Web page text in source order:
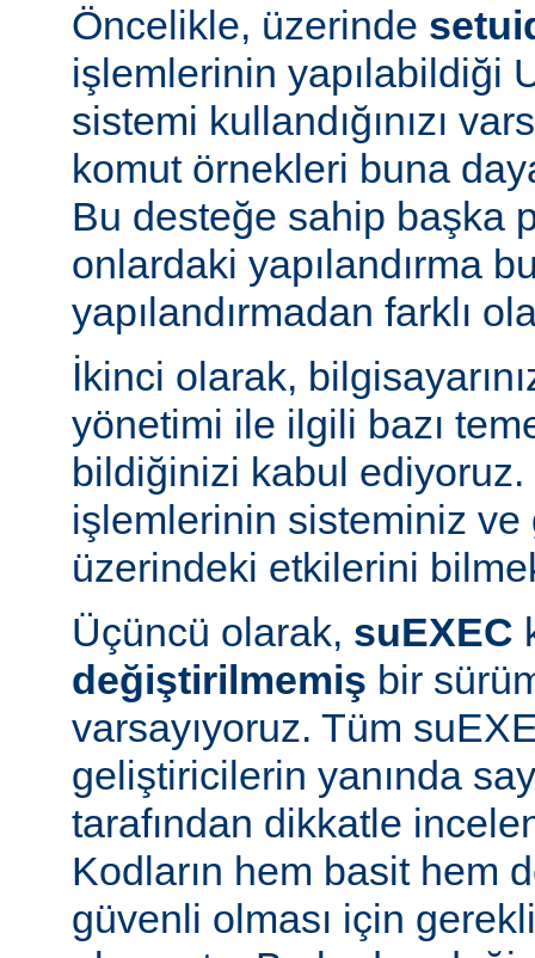
Öncelikle, üzerinde
işlemlerinin yapılabildiği
sistemi kullandığınızı
komut örnekleri buna
Bu desteğe sahip başka
onlardaki yapılandırma
yapılandırmadan farklı
İkinci olarak,
yönetimi ile ilgili bazı
bildiğinizi kabul
işlemlerinin sisteminiz
üzerindeki etkilerini
Üçüncü olarak, suEXEC
değiştirilmemiş bir
varsayıyoruz. Tüm
geliştiricilerin yanında
tarafından dikkatle
Kodların hem basit hem
güvenli olması için